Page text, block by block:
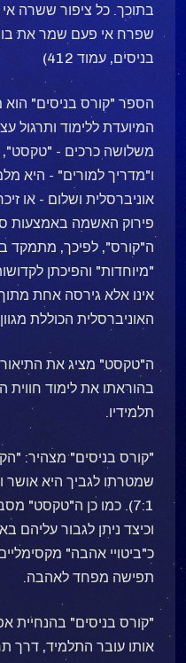
בתוכך. כל ציפור ששרה
שפרח אי פעם שמר את
בניסים, עמוד 412)
הספר "קורס בניסים"
המיועדת ללימוד ותרגול
משלושה כרכים - "טקסט",
ו"מדריך למורים" - היא
אוניברסלית ושלום - או
פירוק האשמה באמצעות
ה"קורס", לפיכך, מתמקד
"מיוחדות" והפיכתן
אינו אלא גירסה אחת מתוך
האוניברסלית הכוללת
ה"טקסט" מציג את
בהוראתו את לימוד
תלמידיו.
"קורס בניסים" מצהיר:
7:1). כמו כן ה"טקסט"
וכיצד ניתן לגבור עליהם
כ"ביטויי אהבה"
תפישה מפחד לאהבה.
"קורס בניסים" בהנחיית
אותו עובר התלמיד, דרך